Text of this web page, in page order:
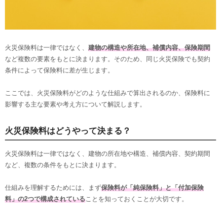
火災保険料は一律ではなく、 建物の構造や所在地、補償内容、保険期間
など複数の要素をもとに決まります。そのため、同じ火災保険でも契約
条件によって保険料に差が生じます。
ここでは、火災保険料がどのような仕組みで算出されるのか、保険料に
影響する主な要素や考え方について解説します。
火災保険料はどうやって決まる？
火災保険料は一律ではなく、建物の所在地や構造、補償内容、契約期間
など、複数の条件をもとに決まります。
仕組みを理解するためには、まず保険料が「純保険料」と「付加保険
料」の2つで構成されていることを知っておくことが大切です。